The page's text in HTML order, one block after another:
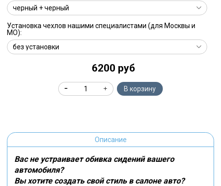
Установка чехлов нашими специалистами (для Москвы и
МО):
6200 руб
В корзину
Описание
Вас не устраивает обивка сидений вашего
автомобиля?
Вы хотите создать свой стиль в салоне авто?